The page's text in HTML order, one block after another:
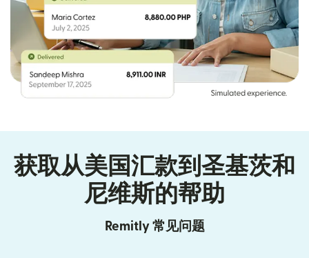
获取从美国汇款到圣基茨和
尼维斯的帮助
Remitly 常见问题